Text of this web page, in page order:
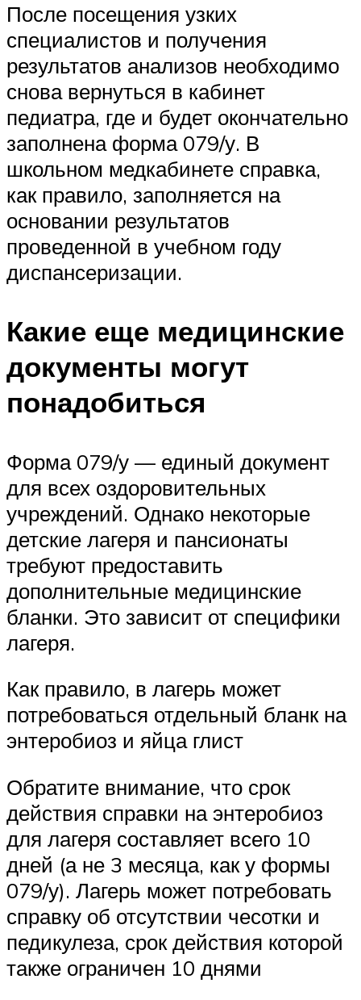
После посещения узких
специалистов и получения
результатов анализов необходимо
снова вернуться в кабинет
педиатра, где и будет окончательно
заполнена форма 079/у. В
школьном медкабинете справка,
как правило, заполняется на
основании результатов
проведенной в учебном году
диспансеризации.
Какие еще медицинские
документы могут
понадобиться
Форма 079/у — единый документ
для всех оздоровительных
учреждений. Однако некоторые
детские лагеря и пансионаты
требуют предоставить
дополнительные медицинские
бланки. Это зависит от специфики
лагеря.
Как правило, в лагерь может
потребоваться отдельный бланк на
энтеробиоз и яйца глист
Обратите внимание, что срок
действия справки на энтеробиоз
для лагеря составляет всего 10
дней (а не 3 месяца, как у формы
079/у). Лагерь может потребовать
справку об отсутствии чесотки и
педикулеза, срок действия которой
также ограничен 10 днями